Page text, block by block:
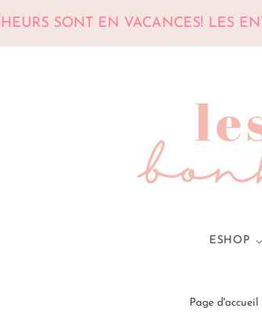
SONT EN VACANCES! LES
ESHOP
Page d'accueil